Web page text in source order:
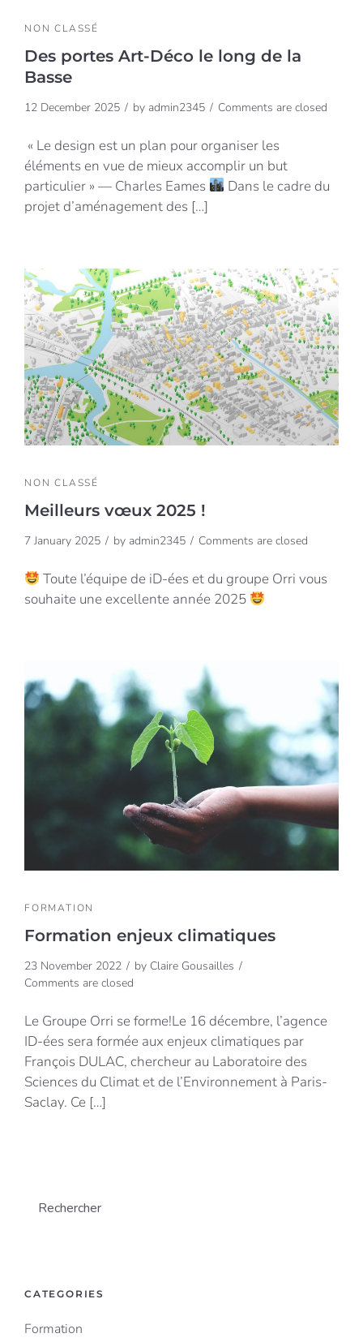
NON CLASSÉ
Des portes Art-Déco le long de la
Basse
12 December 2025 by admin2345 Comments are closed
« Le design est un plan pour organiser les
éléments en vue de mieux accomplir un but
particulier » — Charles Eames
Dans le cadre du
projet d’aménagement des […]
NON CLASSÉ
Meilleurs vœux 2025 !
7 January 2025 by admin2345 Comments are closed
Toute l’équipe de iD-ées et du groupe Orri vous
souhaite une excellente année 2025
FORMATION
Formation enjeux climatiques
23 November 2022 by Claire Gousailles
Comments are closed
Le Groupe Orri se forme!Le 16 décembre, l’agence
ID-ées sera formée aux enjeux climatiques par
François DULAC, chercheur au Laboratoire des
Sciences du Climat et de l’Environnement à Paris-
Saclay. Ce […]
CATEGORIES
Formation